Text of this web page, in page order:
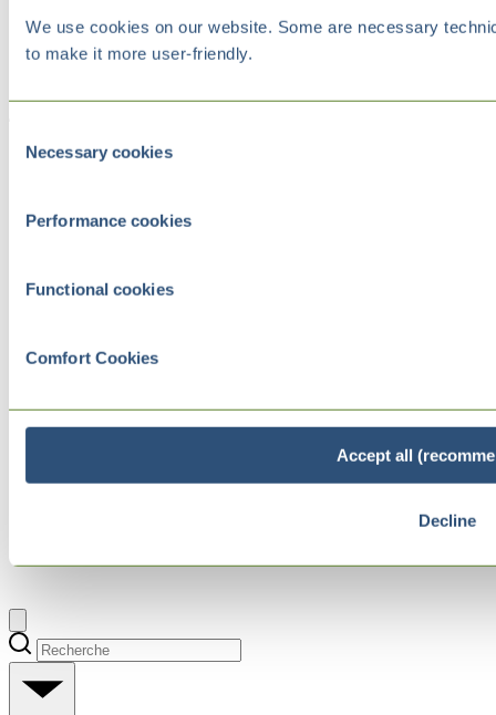
We use cookies on our website. Some are necessary
to make it more user-friendly.
Selection
Necessary cookies
Performance cookies
Functional cookies
Comfort Cookies
Accept all
Decline